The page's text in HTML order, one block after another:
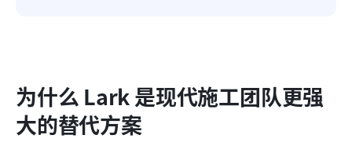
为什么 Lark 是现代施工团队更强
大的替代方案